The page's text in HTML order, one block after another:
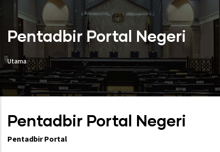
Pentadbir Portal Negeri
Utama
Pentadbir Portal Negeri
Pentadbir Portal